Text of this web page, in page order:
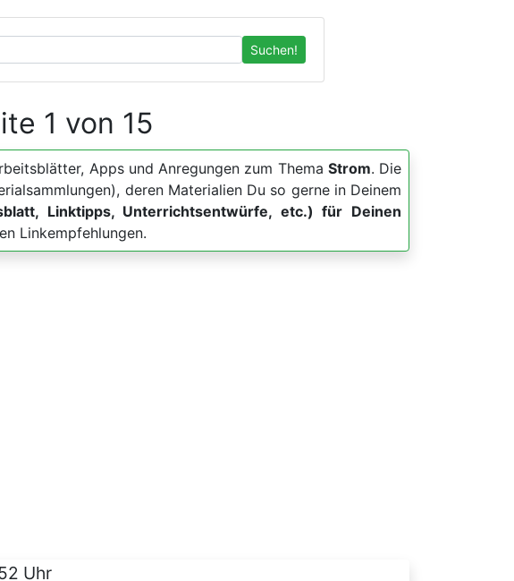
Suchen!
1 von 15
Apps und Anregungen zum Thema Strom. Die
deren Materialien Du so gerne in Deinem
Linktipps, Unterrichtsentwürfe, etc.) für Deinen
Linkempfehlungen.
Uhr